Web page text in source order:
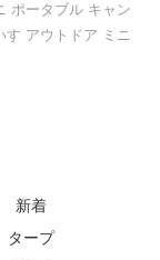
ポータブル キャン
す アウトドア ミニ
新着
タープ